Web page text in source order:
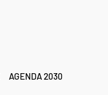
AGENDA 2030